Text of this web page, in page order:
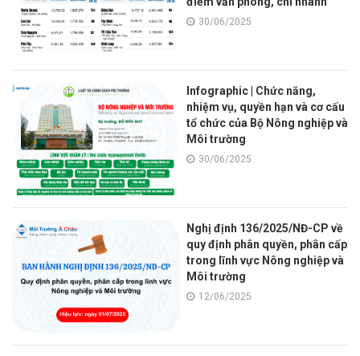
Môi trường Á Châu theo quy
30/06/2025
Infographic | Chức năng,
nhiệm vụ, quyền hạn và cơ cấu
tổ chức của Bộ Nông nghiệp và
Môi trường
30/06/2025
Nghị định 136/2025/NĐ-CP về
quy định phân quyền, phân cấp
trong lĩnh vực Nông nghiệp và
Môi trường
12/06/2025